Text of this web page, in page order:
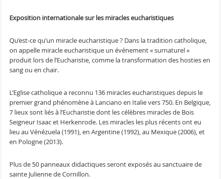
Exposition internationale sur les miracles eucharistiques
Qu’est-ce qu’un miracle eucharistique ? Dans la tradition catholique,
on appelle miracle eucharistique un événement « surnaturel »
produit lors de l’Eucharistie, comme la transformation des hosties en
sang ou en chair.
L’Eglise catholique a reconnu 136 miracles eucharistiques depuis le
premier grand phénomène à Lanciano en Italie vers 750. En Belgique,
7 lieux sont liés à l’Eucharistie dont les célèbres miracles de Bois
Seigneur Isaac et Herkenrode. Les miracles les plus récents ont eu
lieu au Vénézuela (1991), en Argentine (1992), au Mexique (2006), et
en Pologne (2013).
Plus de 50 panneaux didactiques seront exposés au sanctuaire de
sainte Julienne de Cornillon.